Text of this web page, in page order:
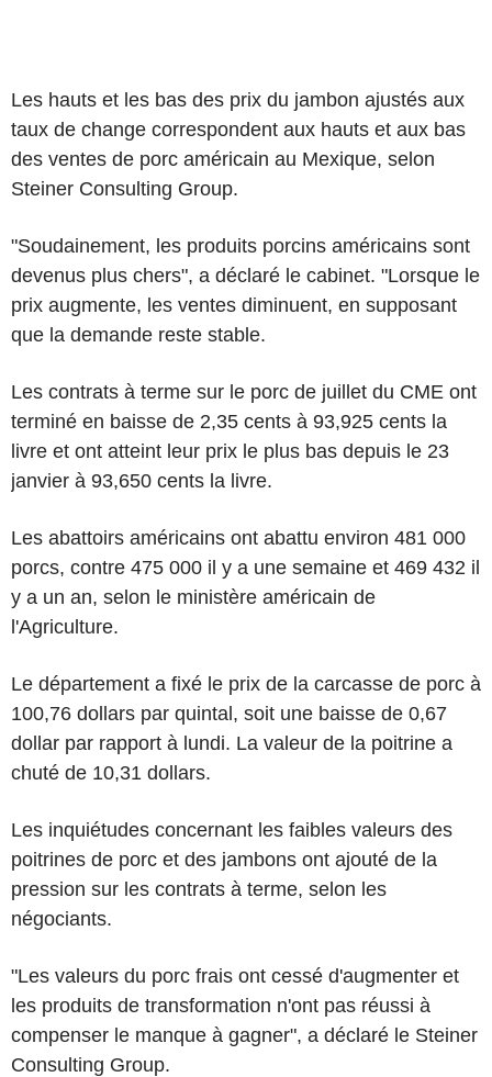
Les hauts et les bas des prix du jambon ajustés aux
taux de change correspondent aux hauts et aux bas
des ventes de porc américain au Mexique, selon
Steiner Consulting Group.
"Soudainement, les produits porcins américains sont
devenus plus chers", a déclaré le cabinet. "Lorsque le
prix augmente, les ventes diminuent, en supposant
que la demande reste stable.
Les contrats à terme sur le porc de juillet du CME ont
terminé en baisse de 2,35 cents à 93,925 cents la
livre et ont atteint leur prix le plus bas depuis le 23
janvier à 93,650 cents la livre.
Les abattoirs américains ont abattu environ 481 000
porcs, contre 475 000 il y a une semaine et 469 432 il
y a un an, selon le ministère américain de
l'Agriculture.
Le département a fixé le prix de la carcasse de porc à
100,76 dollars par quintal, soit une baisse de 0,67
dollar par rapport à lundi. La valeur de la poitrine a
chuté de 10,31 dollars.
Les inquiétudes concernant les faibles valeurs des
poitrines de porc et des jambons ont ajouté de la
pression sur les contrats à terme, selon les
négociants.
"Les valeurs du porc frais ont cessé d'augmenter et
les produits de transformation n'ont pas réussi à
compenser le manque à gagner", a déclaré le Steiner
Consulting Group.